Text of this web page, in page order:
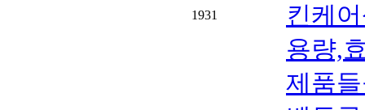
1931
킨케
용량,
제품